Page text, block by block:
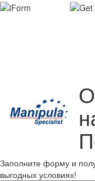
Заполните форму и
выгодных условиях!